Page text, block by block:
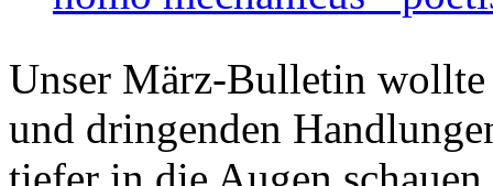
Unser März-Bulletin
und dringenden